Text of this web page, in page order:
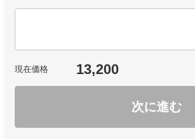
現在価格 13,200
次に進む